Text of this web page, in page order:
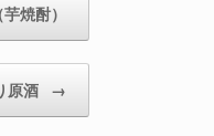
焼酎）
原酒 →